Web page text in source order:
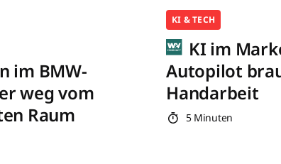
im BMW-
weg vom
Raum
KI & TECH
KI im
Autopilot
Handarbeit
5 Minuten